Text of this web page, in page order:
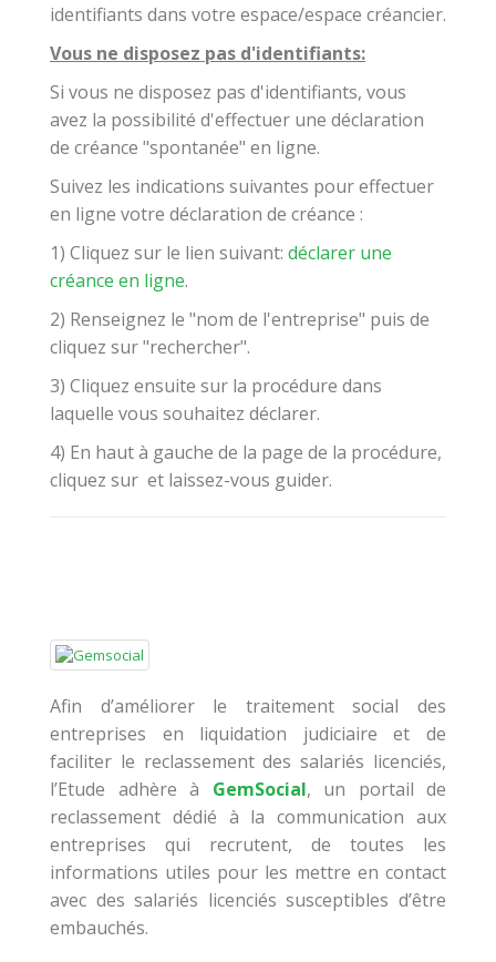
identifiants dans votre espace/espace créancier.
Vous ne disposez pas d'identifiants:
Si vous ne disposez pas d'identifiants, vous
avez la possibilité d'effectuer une déclaration
de créance "spontanée" en ligne.
Suivez les indications suivantes pour effectuer
en ligne votre déclaration de créance :
1) Cliquez sur le lien suivant: déclarer une
créance en ligne.
2) Renseignez le "nom de l'entreprise" puis de
cliquez sur "rechercher".
3) Cliquez ensuite sur la procédure dans
laquelle vous souhaitez déclarer.
4) En haut à gauche de la page de la procédure,
cliquez sur et laissez-vous guider.
Afin d’améliorer le traitement social des
entreprises en liquidation judiciaire et de
faciliter le reclassement des salariés licenciés,
l’Etude adhère à GemSocial, un portail de
reclassement dédié à la communication aux
entreprises qui recrutent, de toutes les
informations utiles pour les mettre en contact
avec des salariés licenciés susceptibles d’être
embauchés.